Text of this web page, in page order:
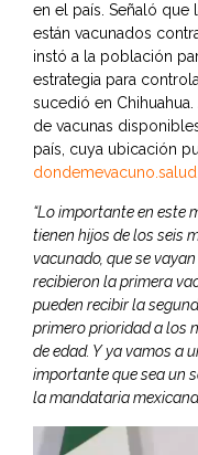
en el país. Señaló que
están vacunados
instó a la población
estrategia para
sucedió en
de vacunas
país, cuya ubicación
“Lo importante en este
tienen hijos de los seis
vacunado, que se
recibieron la primera
pueden recibir la
primero prioridad a los
de edad. Y ya vamos a
importante que sea un
la mandataria